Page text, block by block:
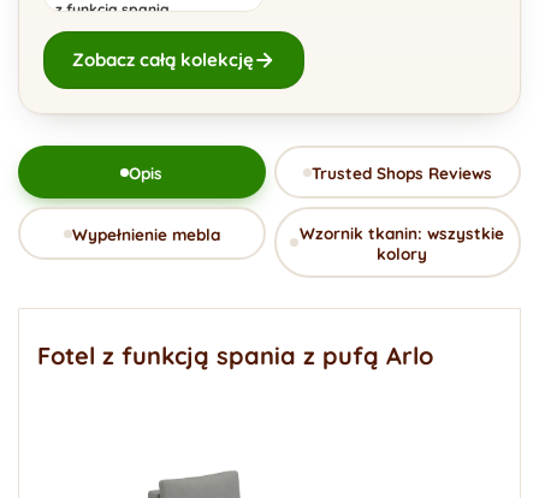
z funkcją spania
Zobacz całą kolekcję
Opis Trusted Shops Reviews
Wypełnienie mebla
Wzornik tkanin: wszystkie
kolory
Fotel z funkcją spania z pufą Arlo